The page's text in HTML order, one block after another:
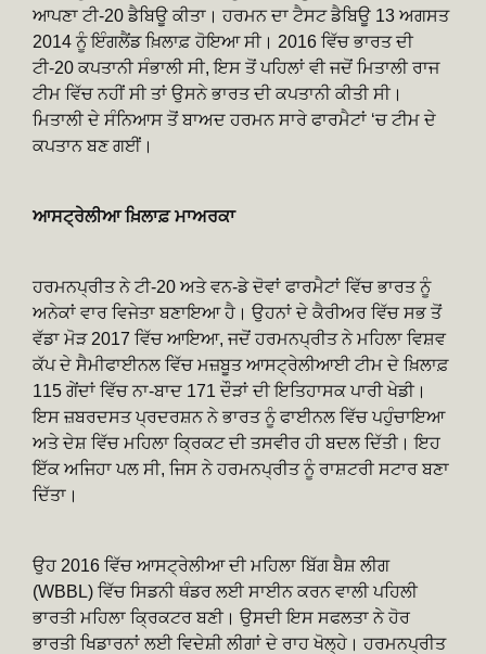
ਆਪਣਾ ਟੀ-20 ਡੈਬਿਊ ਕੀਤਾ। ਹਰਮਨ ਦਾ ਟੈਸਟ ਡੈਬਿਊ 13 ਅਗਸਤ
2014 ਨੂੰ ਇੰਗਲੈਂਡ ਖ਼ਿਲਾਫ਼ ਹੋਇਆ ਸੀ। 2016 ਵਿੱਚ ਭਾਰਤ ਦੀ
ਟੀ-20 ਕਪਤਾਨੀ ਸੰਭਾਲੀ ਸੀ, ਇਸ ਤੋਂ ਪਹਿਲਾਂ ਵੀ ਜਦੋਂ ਮਿਤਾਲੀ ਰਾਜ
ਟੀਮ ਵਿੱਚ ਨਹੀਂ ਸੀ ਤਾਂ ਉਸਨੇ ਭਾਰਤ ਦੀ ਕਪਤਾਨੀ ਕੀਤੀ ਸੀ।
ਮਿਤਾਲੀ ਦੇ ਸੰਨਿਆਸ ਤੋਂ ਬਾਅਦ ਹਰਮਨ ਸਾਰੇ ਫਾਰਮੈਟਾਂ ‘ਚ ਟੀਮ ਦੇ
ਕਪਤਾਨ ਬਣ ਗਈਂ।
ਆਸਟ੍ਰੇਲੀਆ ਖ਼ਿਲਾਫ਼ ਮਾਅਰਕਾ
ਹਰਮਨਪ੍ਰੀਤ ਨੇ ਟੀ-20 ਅਤੇ ਵਨ-ਡੇ ਦੋਵਾਂ ਫਾਰਮੈਟਾਂ ਵਿੱਚ ਭਾਰਤ ਨੂੰ
ਅਨੇਕਾਂ ਵਾਰ ਵਿਜੇਤਾ ਬਣਾਇਆ ਹੈ। ਉਹਨਾਂ ਦੇ ਕੈਰੀਅਰ ਵਿੱਚ ਸਭ ਤੋਂ
ਵੱਡਾ ਮੋੜ 2017 ਵਿੱਚ ਆਇਆ, ਜਦੋਂ ਹਰਮਨਪ੍ਰੀਤ ਨੇ ਮਹਿਲਾ ਵਿਸ਼ਵ
ਕੱਪ ਦੇ ਸੈਮੀਫਾਈਨਲ ਵਿੱਚ ਮਜ਼ਬੂਤ ਆਸਟ੍ਰੇਲੀਆਈ ਟੀਮ ਦੇ ਖ਼ਿਲਾਫ਼
115 ਗੇਂਦਾਂ ਵਿੱਚ ਨਾ-ਬਾਦ 171 ਦੌੜਾਂ ਦੀ ਇਤਿਹਾਸਕ ਪਾਰੀ ਖੇਡੀ।
ਇਸ ਜ਼ਬਰਦਸਤ ਪ੍ਰਦਰਸ਼ਨ ਨੇ ਭਾਰਤ ਨੂੰ ਫਾਈਨਲ ਵਿੱਚ ਪਹੁੰਚਾਇਆ
ਅਤੇ ਦੇਸ਼ ਵਿੱਚ ਮਹਿਲਾ ਕ੍ਰਿਕਟ ਦੀ ਤਸਵੀਰ ਹੀ ਬਦਲ ਦਿੱਤੀ। ਇਹ
ਇੱਕ ਅਜਿਹਾ ਪਲ ਸੀ, ਜਿਸ ਨੇ ਹਰਮਨਪ੍ਰੀਤ ਨੂੰ ਰਾਸ਼ਟਰੀ ਸਟਾਰ ਬਣਾ
ਦਿੱਤਾ।
ਉਹ 2016 ਵਿੱਚ ਆਸਟ੍ਰੇਲੀਆ ਦੀ ਮਹਿਲਾ ਬਿੱਗ ਬੈਸ਼ ਲੀਗ
(WBBL) ਵਿੱਚ ਸਿਡਨੀ ਥੰਡਰ ਲਈ ਸਾਈਨ ਕਰਨ ਵਾਲੀ ਪਹਿਲੀ
ਭਾਰਤੀ ਮਹਿਲਾ ਕ੍ਰਿਕਟਰ ਬਣੀ। ਉਸਦੀ ਇਸ ਸਫਲਤਾ ਨੇ ਹੋਰ
ਭਾਰਤੀ ਖਿਡਾਰਨਾਂ ਲਈ ਵਿਦੇਸ਼ੀ ਲੀਗਾਂ ਦੇ ਰਾਹ ਖੋਲ੍ਹੇ। ਹਰਮਨਪ੍ਰੀਤ